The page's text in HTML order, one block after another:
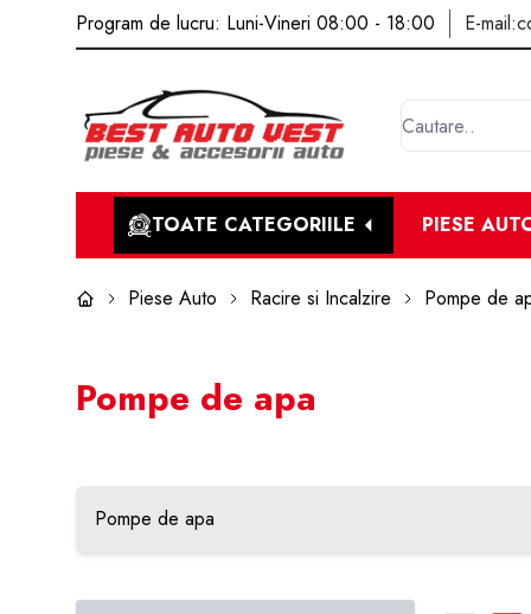
Program de lucru: Luni-Vineri 08:00 - 18:00 E-mail:
TOATE CATEGORIILE PIESE
Piese Auto Racire si Incalzire Pompe de
Pompe de apa
Pompe de apa